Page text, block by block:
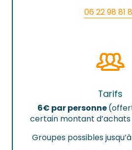
06 22 98 81
Tarifs
6€ par personne
certain montant
Groupes possibles